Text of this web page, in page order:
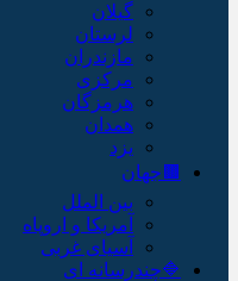
گیلان
لرستان
مازندران
مرکزی
هرمزگان
همدان
یزد
🟫جهان
بین الملل
آمریکا و اروپاه
آسیای غربی
🔷چندرسانه ای